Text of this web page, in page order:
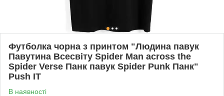
Футболка чорна з принтом "Людина павук
Павутина Всесвіту Spider Man across the
Spider Verse Панк павук Spider Punk Панк"
Push IT
В наявності